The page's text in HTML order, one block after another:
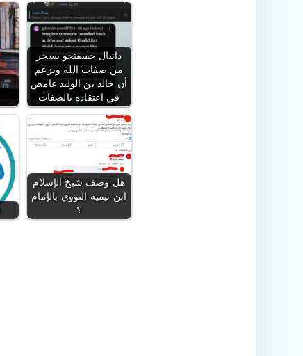
دانيال حقيقتجو يسخر
من صفات الله ويزعم
أن خالد بن الوليد غامض
في اعتقاده بالصفات
هل وصف شيخ الإسلام
ابن تيمية النووي بالإمام
؟